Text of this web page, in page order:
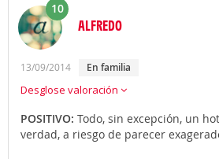
10
ALFREDO
13/09/2014 en familia
Desglose valoración
POSITIVO: Todo, sin excepción, un
verdad, a riesgo de parecer